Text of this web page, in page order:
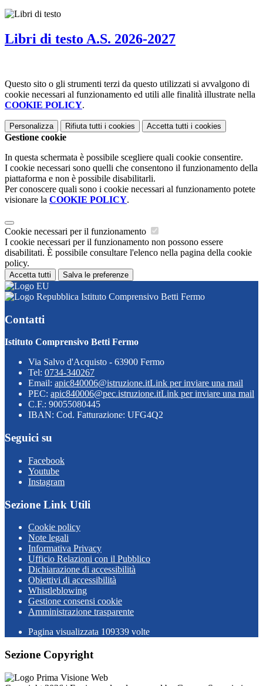
Libri di testo A.S. 2026-2027
Questo sito o gli strumenti terzi da questo utilizzati si avvalgono di
cookie necessari al funzionamento ed utili alle finalità illustrate nella
COOKIE POLICY.
Personalizza Rifiuta tutti i cookies Accetta tutti i cookies
Gestione cookie
In questa schermata è possibile scegliere quali cookie consentire.
I cookie necessari sono quelli che consentono il funzionamento della
piattaforma e non è possibile disabilitarli.
Per conoscere quali sono i cookie necessari al funzionamento potete
visionare la COOKIE POLICY.
Cookie necessari per il funzionamento
I cookie necessari per il funzionamento non possono essere
disabilitati. È possibile consultare l'elenco nella pagina della cookie
policy.
Accetta tutti Salva le preferenze
Istituto Comprensivo Betti Fermo
Contatti
Istituto Comprensivo Betti Fermo
Via Salvo d'Acquisto - 63900 Fermo
Tel: 0734-340267
Email: apic840006@istruzione.itLink per inviare una mail
PEC: apic840006@pec.istruzione.itLink per inviare una mail
C.F.: 90055080445
IBAN: Cod. Fatturazione: UFG4Q2
Seguici su
Facebook
Youtube
Instagram
Sezione Link Utili
Cookie policy
Note legali
Informativa Privacy
Ufficio Relazioni con il Pubblico
Dichiarazione di accessibilità
Obiettivi di accessibilità
Whistleblowing
Gestione consensi cookie
Amministrazione trasparente
Pagina visualizzata 109339 volte
Sezione Copyright